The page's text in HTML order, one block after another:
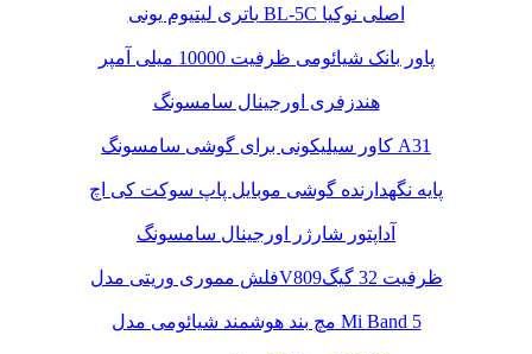
باتری لیتیوم یونی BL-5C اصلی نوکیا
پاور بانک شیائومی ظرفیت 10000 میلی آمپر
هندزفری اورجینال سامسونگ
کاور سیلیکونی برای گوشی سامسونگ A31
پایه نگهدارنده گوشی موبایل پاپ سوکت کی اچ
آداپتور شارژر اورجینال سامسونگ
فلش مموری وریتی مدلV809ظرفیت 32 گیگ
مچ بند هوشمند شیائومی مدل Mi Band 5